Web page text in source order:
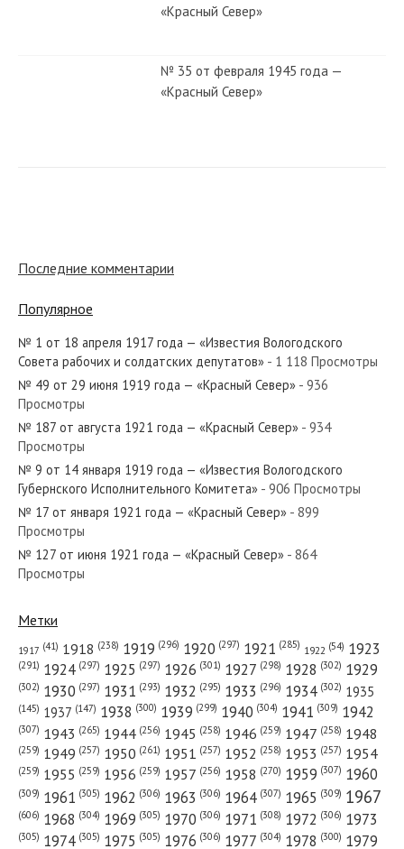
«Красный Север»
№ 35 от февраля 1945 года —
«Красный Север»
№ 24 от января 1969 года —
№ 166 от июля 1975 года —
«Красный Север»
№ 18 от января 1976 года —
Последние комментарии
Популярное
№ 1 от 18 апреля 1917 года — «Известия Вологодского
Совета рабочих и солдатских депутатов» - 1 118 Просмотры
№ 49 от 29 июня 1919 года — «Красный Север» - 936
Просмотры
№ 187 от августа 1921 года — «Красный Север» - 934
Просмотры
№ 9 от 14 января 1919 года — «Известия Вологодского
Губернского Исполнительного Комитета» - 906 Просмотры
№ 17 от января 1921 года — «Красный Север» - 899
Просмотры
№ 127 от июня 1921 года — «Красный Север» - 864
Просмотры
Метки
1917 (41) 1918 (238) 1919 (296) 1920 (297) 1921 (285) 1922 (54) 1923
(291) 1924 (297) 1925 (297) 1926 (301) 1927 (298) 1928 (302) 1929
(302) 1930 (297) 1931 (293) 1932 (295) 1933 (296) 1934 (302) 1935
(145) 1937 (147) 1938 (300) 1939 (299) 1940 (304) 1941 (309) 1942
(307) 1943 (265) 1944 (256) 1945 (258) 1946 (259) 1947 (258) 1948
(259) 1949 (257) 1950 (261) 1951 (257) 1952 (258) 1953 (257) 1954
(259) 1955 (259) 1956 (259) 1957 (256) 1958 (270) 1959 (307) 1960
(309) 1961 (305) 1962 (306) 1963 (306) 1964 (307) 1965 (309) 1967
(606) 1968 (304) 1969 (305) 1970 (306) 1971 (308) 1972 (306) 1973
(305) 1974 (305) 1975 (305) 1976 (306) 1977 (304) 1978 (300) 1979